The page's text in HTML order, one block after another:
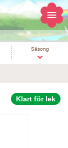
Säsong
Klart för lek